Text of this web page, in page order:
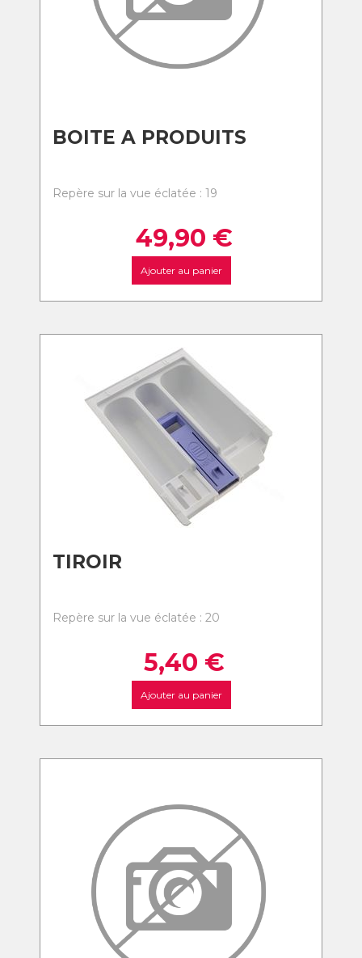
BOITE A PRODUITS
Repère sur la vue éclatée : 19
49,90 €
Ajouter au panier
TIROIR
Repère sur la vue éclatée : 20
5,40 €
Ajouter au panier